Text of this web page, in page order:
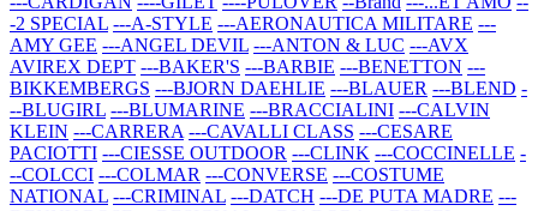
-2 SPECIAL ---A-STYLE ---AERONAUTICA MILITARE ---
AMY GEE ---ANGEL DEVIL ---ANTON & LUC ---AVX
AVIREX DEPT ---BAKER'S ---BARBIE ---BENETTON ---
BIKKEMBERGS ---BJORN DAEHLIE ---BLAUER ---BLEND -
--BLUGIRL ---BLUMARINE ---BRACCIALINI ---CALVIN
KLEIN ---CARRERA ---CAVALLI CLASS ---CESARE
PACIOTTI ---CIESSE OUTDOOR ---CLINK ---COCCINELLE -
--COLCCI ---COLMAR ---CONVERSE ---COSTUME
NATIONAL ---CRIMINAL ---DATCH ---DE PUTA MADRE ---